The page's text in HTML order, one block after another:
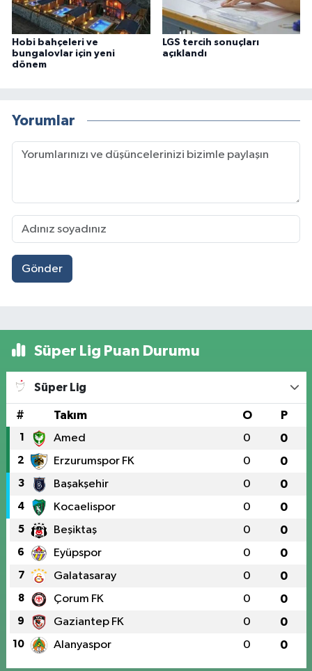
Hobi bahçeleri ve
bungalovlar için yeni
dönem
LGS tercih sonuçları
açıklandı
Yorumlar
Gönder
Süper Lig Puan Durumu
Süper Lig
# Takım O P
1 Amed 0 0
2 Erzurumspor FK 0 0
3 Başakşehir 0 0
4 Kocaelispor 0 0
5 Beşiktaş 0 0
6 Eyüpspor 0 0
7 Galatasaray 0 0
8 Çorum FK 0 0
9 Gaziantep FK 0 0
10 Alanyaspor 0 0